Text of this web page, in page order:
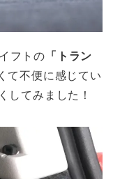
フトの 「トラン
て不便に感じてい
してみました！